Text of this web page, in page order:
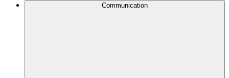
Communication